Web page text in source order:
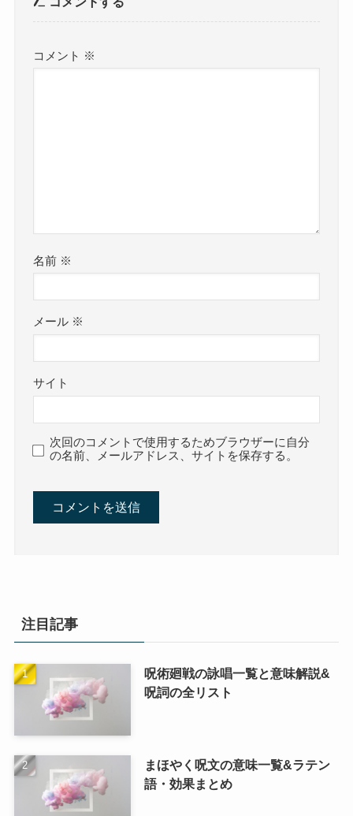
コメント ※
名前 ※
メール ※
サイト
次回のコメントで使用するためブラウザーに自分
の名前、メールアドレス、サイトを保存する。
注目記事
呪術廻戦の詠唱一覧と意味解説&
呪詞の全リスト
まほやく呪文の意味一覧&ラテン
語・効果まとめ